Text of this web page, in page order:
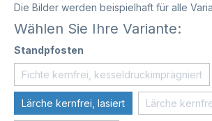
Die Bilder werden beispielhaft für alle
Wählen Sie Ihre Variante:
Standpfosten
Fichte kernfrei, kesseldruckimprägniert
Lärche kernfrei, lasiert Lärche